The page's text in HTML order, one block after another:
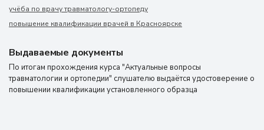
учёба по врачу травматологу-ортопеду
повышение квалификации врачей в Красноярске
Выдаваемые документы
По итогам прохождения курса "Актуальные вопросы
травматологии и ортопедии" слушателю выдаётся удостоверение о
повышении квалификации установленного образца